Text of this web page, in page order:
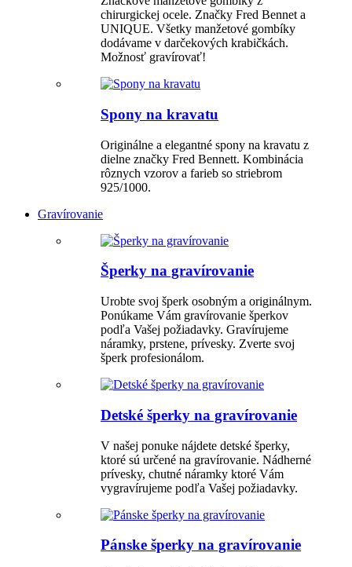
chirurgickej ocele. Značky Fred Bennet a
UNIQUE. Všetky manžetové gombíky
dodávame v darčekových krabičkách.
Možnosť gravírovať!
Spony na kravatu
Originálne a elegantné spony na kravatu z
dielne značky Fred Bennett. Kombinácia
rôznych vzorov a farieb so striebrom
925/1000.
Gravírovanie
Šperky na gravírovanie
Urobte svoj šperk osobným a originálnym.
Ponúkame Vám gravírovanie šperkov
podľa Vašej požiadavky. Gravírujeme
náramky, prstene, prívesky. Zverte svoj
šperk profesionálom.
Detské šperky na gravírovanie
V našej ponuke nájdete detské šperky,
ktoré sú určené na gravírovanie. Nádherné
prívesky, chutné náramky ktoré Vám
vygravírujeme podľa Vašej požiadavky.
Pánske šperky na gravírovanie